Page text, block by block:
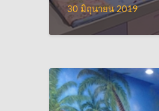
30 มิถุนายน 2019